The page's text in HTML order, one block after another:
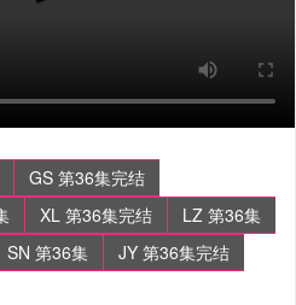
GS 第36集完结
XL 第36集完结
LZ 第36集
SN 第36集
JY 第36集完结